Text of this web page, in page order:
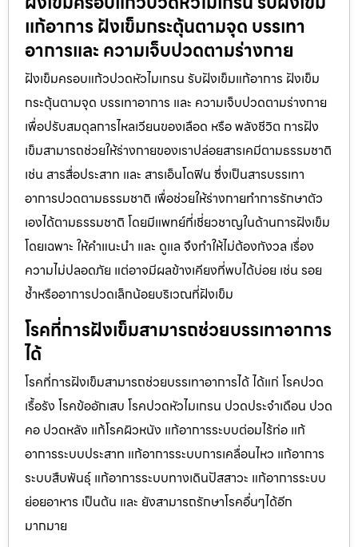
แก้อาการ ฝังเข็มกระตุ้นตามจุด บรรเทา
อาการและ ความเจ็บปวดตามร่างกาย
ฝังเข็มครอบแก้วปวดหัวไมเกรน รับฝังเข็มแก้อาการ ฝังเข็ม
กระตุ้นตามจุด บรรเทาอาการ และ ความเจ็บปวดตามร่างกาย
เพื่อปรับสมดุลการไหลเวียนของเลือด หรือ พลังชีวิต การฝัง
เข็มสามารถช่วยให้ร่างกายของเราปล่อยสารเคมีตามธรรมชาติ
เช่น สารสื่อประสาท และ สารเอ็นโดฟิน ซึ่งเป็นสารบรรเทา
อาการปวดตามธรรมชาติ เพื่อช่วยให้ร่างกายทำการรักษาตัว
เองได้ตามธรรมชาติ โดยมีแพทย์ที่เชี่ยวชาญในด้านการฝังเข็ม
โดยเฉพาะ ให้คำแนะนำ และ ดูแล จึงทำให้ไม่ต้องกังวล เรื่อง
ความไม่ปลอดภัย แต่อาจมีผลข้างเคียงที่พบได้บ่อย เช่น รอย
ช้ำหรืออาการปวดเล็กน้อยบริเวณที่ฝังเข็ม
โรคที่การฝังเข็มสามารถช่วยบรรเทาอาการ
ได้
โรคที่การฝังเข็มสามารถช่วยบรรเทาอาการได้ ได้แก่ โรคปวด
เรื้อรัง โรคข้ออักเสบ โรคปวดหัวไมเกรน ปวดประจําเดือน ปวด
คอ ปวดหลัง แก้โรคผิวหนัง แก้อาการระบบต่อมไร้ท่อ แก้
อาการระบบประสาท แก้อาการระบบการเคลื่อนไหว แก้อาการ
ระบบสืบพันธุ์ แก้อาการระบบทางเดินปัสสาวะ แก้อาการระบบ
ย่อยอาหาร เป็นต้น และ ยังสามารถรักษาโรคอื่นๆได้อีก
มากมาย